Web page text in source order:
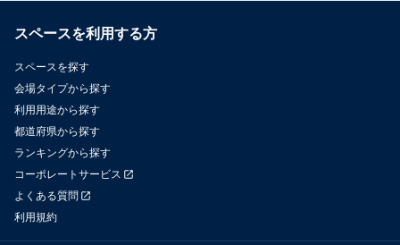
スペースを利用する方
スペースを探す
会場タイプから探す
利用用途から探す
都道府県から探す
ランキングから探す
コーポレートサービス
よくある質問
利用規約